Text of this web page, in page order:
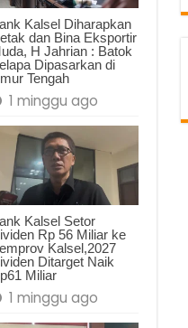
Kalsel Diharapkan
dan Bina Eksportir
H Jahrian : Batok
Dipasarkan di
Tengah
1 minggu ago
Kalsel Setor
Rp 56 Miliar ke
Kalsel,2027
Ditarget Naik
Miliar
1 minggu ago